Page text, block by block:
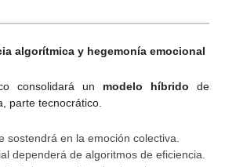
algorítmica y hegemonía emocional
consolidará un modelo híbrido de
parte tecnocrático.
sostendrá en la emoción colectiva.
dependerá de algoritmos de eficiencia.